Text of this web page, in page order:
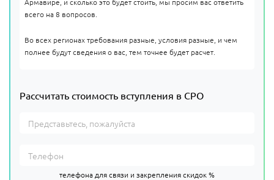
Армавире, и сколько это будет стоить, мы просим вас ответить
всего на 8 вопросов.
Во всех регионах требования разные, условия разные, и чем
полнее будут сведения о вас, тем точнее будет расчет.
Рассчитать стоимость вступления в СРО
телефона для связи и закрепления скидок %